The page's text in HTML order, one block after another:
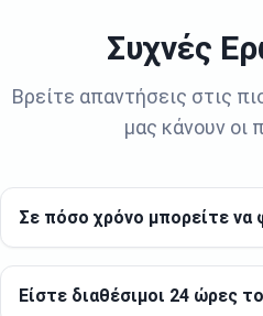
Συχνές
Βρείτε απαντήσεις στις
μας κάνουν οι
Σε πόσο χρόνο μπορείτε να
Είστε διαθέσιμοι 24 ώρες